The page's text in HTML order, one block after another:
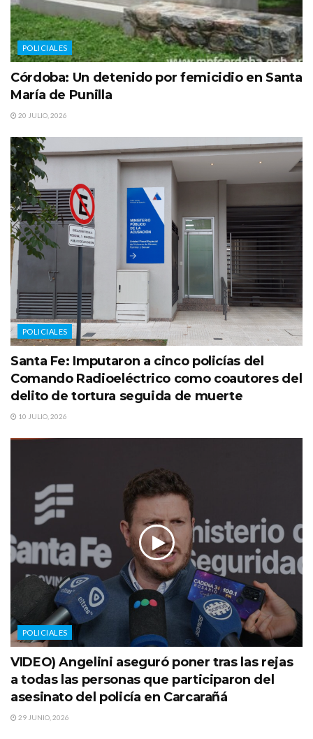
POLICIALES
Córdoba: Un detenido por femicidio en Santa
María de Punilla
20 JULIO, 2026
POLICIALES
Santa Fe: Imputaron a cinco policías del
Comando Radioeléctrico como coautores del
delito de tortura seguida de muerte
10 JULIO, 2026
POLICIALES
VIDEO) Angelini aseguró poner tras las rejas
a todas las personas que participaron del
asesinato del policía en Carcarañá
29 JUNIO, 2026